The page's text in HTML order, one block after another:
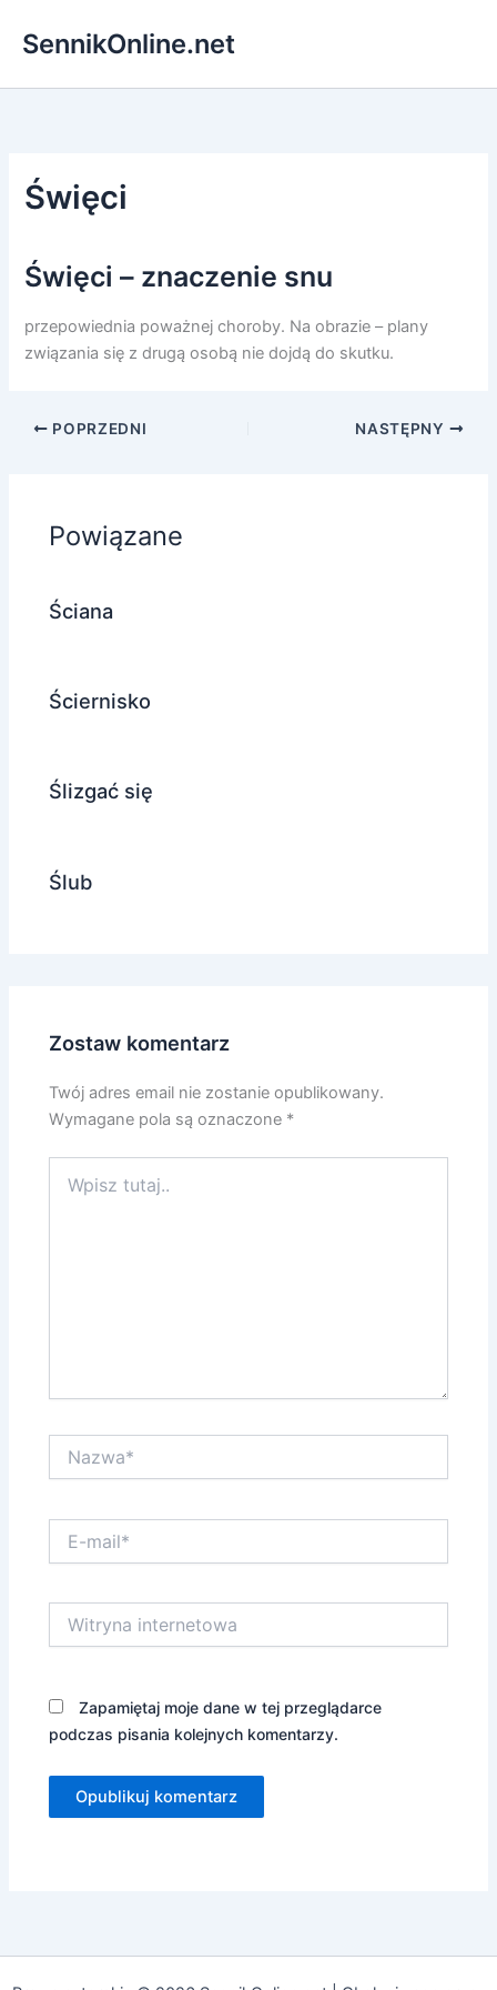
SennikOnline.net
Święci
Święci – znaczenie snu
przepowiednia poważnej choroby. Na obrazie – plany
związania się z drugą osobą nie dojdą do skutku.
POPRZEDNI NASTĘPNY
Powiązane
Ściana
Ściernisko
Ślizgać się
Ślub
Zostaw komentarz
Twój adres email nie zostanie opublikowany.
Wymagane pola są oznaczone *
tutaj..
mail*
internetowa
Zapamiętaj moje dane w tej przeglądarce
podczas pisania kolejnych komentarzy.